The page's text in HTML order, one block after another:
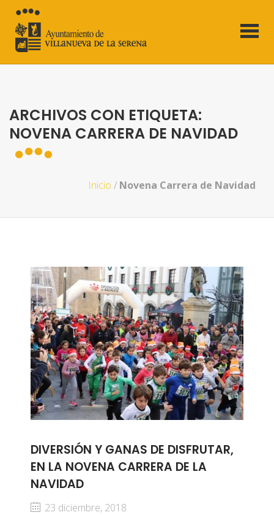
ARCHIVOS CON ETIQUETA:
NOVENA CARRERA DE NAVIDAD
Inicio / Novena Carrera de Navidad
DIVERSIÓN Y GANAS DE DISFRUTAR,
EN LA NOVENA CARRERA DE LA
NAVIDAD
23 diciembre, 2018